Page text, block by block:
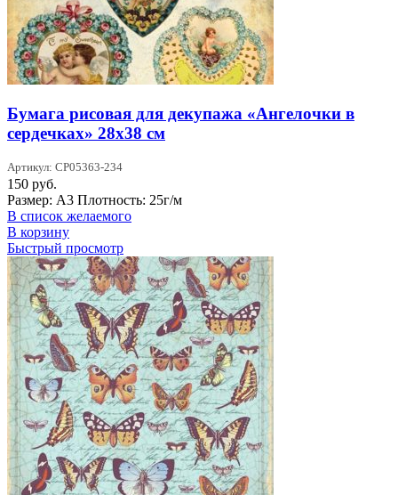
Бумага рисовая для декупажа «Ангелочки в
сердечках» 28х38 см
Артикул: CP05363-234
150 руб.
Размер: А3 Плотность: 25г/м
В список желаемого
В корзину
Быстрый просмотр